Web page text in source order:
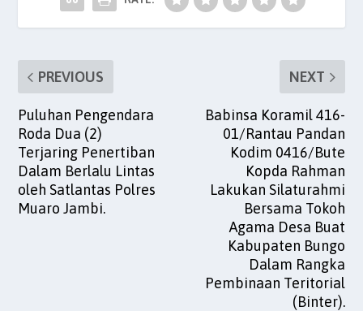
o
k
p
PREVIOUS
Puluhan Pengendara
Roda Dua (2)
Terjaring Penertiban
Dalam Berlalu Lintas
oleh Satlantas Polres
Muaro Jambi.
NEXT
Babinsa Koramil 416-
01/Rantau Pandan
Kodim 0416/Bute
Kopda Rahman
Lakukan Silaturahmi
Bersama Tokoh
Agama Desa Buat
Kabupaten Bungo
Dalam Rangka
Pembinaan Teritorial
(Binter).